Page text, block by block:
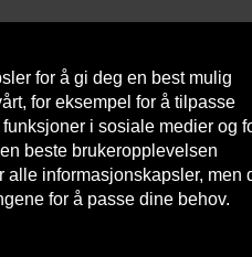
for å gi deg en best mulig
for eksempel for å tilpasse
i sosiale medier og
beste brukeropplevelsen
alle informasjonskapsler, men
for å passe dine behov.
oss Nettbutikk